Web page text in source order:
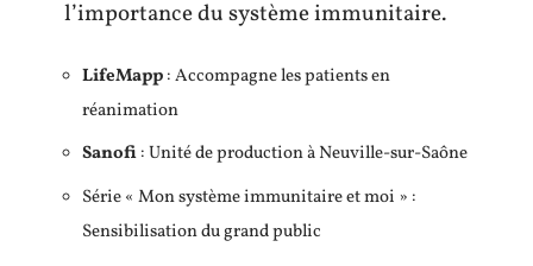
l’importance du système immunitaire.
LifeMapp: Accompagne les patients en
réanimation
Sanofi: Unité de production à Neuville-sur-Saône
Série « Mon système immunitaire et moi » :
Sensibilisation du grand public